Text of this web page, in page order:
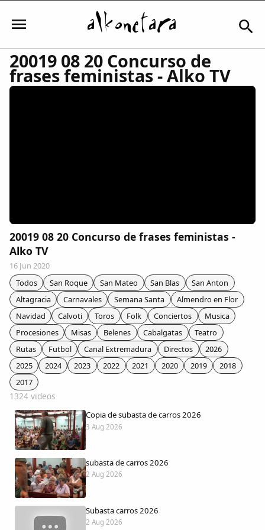
Iniciar sesión
Comunidad
Colaboradores
AlkoTV
Biblioteca
Periódico Alconétar
Foros
Idiosincrasia
Diccionario
Traductor
20019 08 20 Concurso de
frases feministas - Alko TV
20019 08 20 Concurso de frases feministas -
Alko TV
16 Jun 2020
Todos
San Roque San Mateo San Blas
San Anton
Altagracia
Carnavales Semana Santa
Almendro en Flor
Navidad
Calvoti Toros Folk Conciertos
Musica
Procesiones
Misas Belenes Cabalgatas
Teatro
Rutas
Futbol Canal Extremadura Directos
2026
2025
2024 2023 2022 2021 2020 2019
2018
2017
1324 videos
Copia de subasta de carros 2026
3 Aug 2026
subasta de carros 2026
2 Aug 2026
Subasta carros 2026
2 Aug 2026